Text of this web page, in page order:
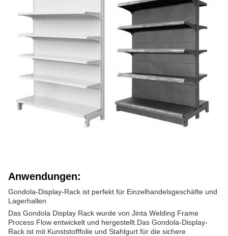
Anwendungen:
Gondola-Display-Rack ist perfekt für Einzelhandelsgeschäfte und
Lagerhallen
Das Gondola Display Rack wurde von Jinta Welding Frame
Process Flow entwickelt und hergestellt.Das Gondola-Display-
Rack ist mit Kunststofffolie und Stahlgurt für die sichere